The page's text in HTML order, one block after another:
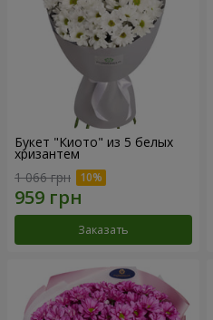
Букет "Киото" из 5 белых
хризантем
1 066 грн
Заказать